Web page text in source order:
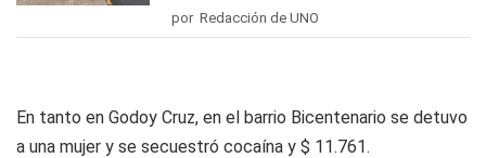
por Redacción de UNO
En tanto en Godoy Cruz, en el barrio Bicentenario se detuvo
a una mujer y se secuestró cocaína y $ 11.761.